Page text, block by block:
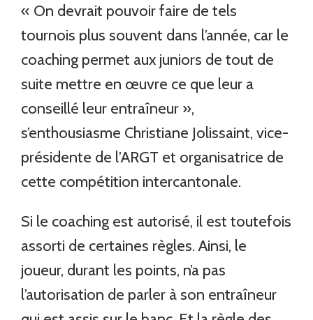
« On devrait pouvoir faire de tels
tournois plus souvent dans l’année, car le
coaching permet aux juniors de tout de
suite mettre en œuvre ce que leur a
conseillé leur entraîneur »,
s’enthousiasme Christiane Jolissaint, vice-
présidente de l’ARGT et organisatrice de
cette compétition intercantonale.
Si le coaching est autorisé, il est toutefois
assorti de certaines règles. Ainsi, le
joueur, durant les points, n’a pas
l’autorisation de parler à son entraîneur